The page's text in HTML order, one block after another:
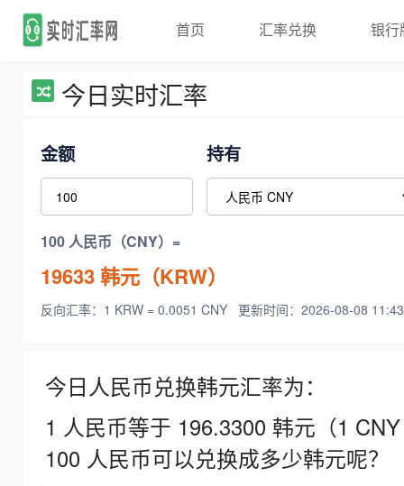
首页 汇率兑换 银行
今日实时汇率
金额 持有
100 人民币（CNY）=
19633韩元（KRW）
反向汇率：1 KRW = 0.0051 CNY 更新时间：2026-08-08
今日人民币兑换韩元汇率为：
1 人民币等于 196.3300 韩元（1
100 人民币可以兑换成多少韩元呢？